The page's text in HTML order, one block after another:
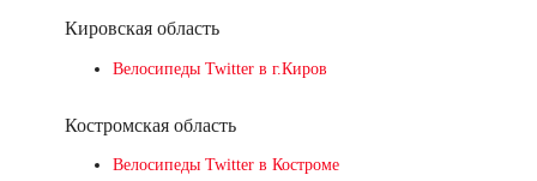
Кировская область
Велосипеды Twitter в г.Киров
Костромская область
Велосипеды Twitter в Костроме